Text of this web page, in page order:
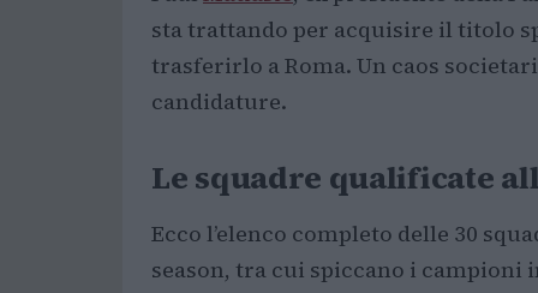
sta trattando per acquisire il titolo
trasferirlo a Roma. Un caos
candidature.
Le squadre qualificate
Ecco l’elenco completo delle 30
season, tra cui spiccano i campioni